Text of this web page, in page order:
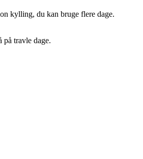
kylling, du kan bruge flere dage.
på travle dage.